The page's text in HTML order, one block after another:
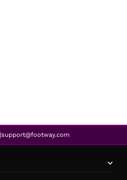
|support@footway.com